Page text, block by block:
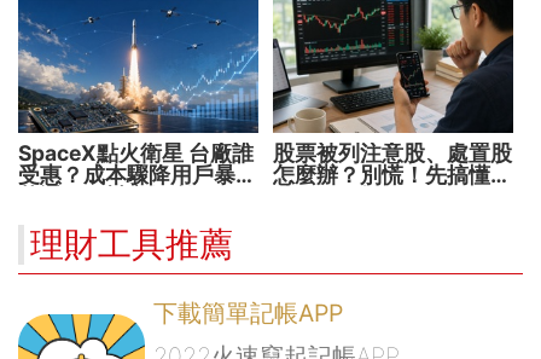
SpaceX點火衛星 台廠誰
受惠？成本驟降用戶暴增
股票被列注意股、處置股
怎麼辦？別慌！先搞懂背
理財工具推薦
下載簡單記帳APP